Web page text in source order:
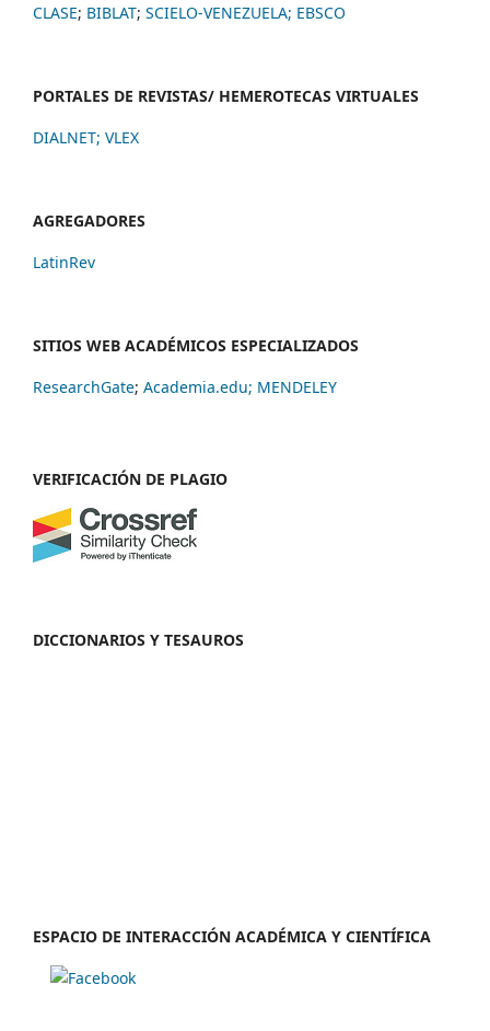
CLASE; BIBLAT; SCIELO-VENEZUELA; EBSCO
PORTALES DE REVISTAS/ HEMEROTECAS VIRTUALES
DIALNET; VLEX
AGREGADORES
LatinRev
SITIOS WEB ACADÉMICOS ESPECIALIZADOS
ResearchGate; Academia.edu; MENDELEY
VERIFICACIÓN DE PLAGIO
DICCIONARIOS Y TESAUROS
ESPACIO DE INTERACCIÓN ACADÉMICA Y CIENTÍFICA